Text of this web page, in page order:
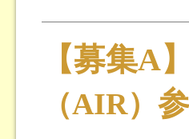
【募集A
（AIR）